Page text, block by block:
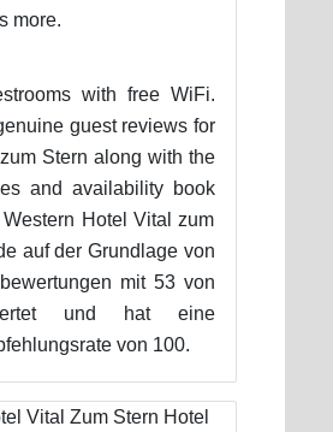
more.
with free WiFi.
guest reviews for
Stern along with the
and availability book
Western Hotel Vital zum
auf der Grundlage von
mit 53 von
und hat eine
von 100.